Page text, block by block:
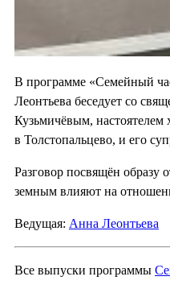
В программе «Семейный
Леонтьева беседует со
Кузьмичёвым, настоятелем
в Толстопальцево, и его
Разговор посвящён образу
земным влияют на
Ведущая: Анна Леонтьева
Все выпуски программы